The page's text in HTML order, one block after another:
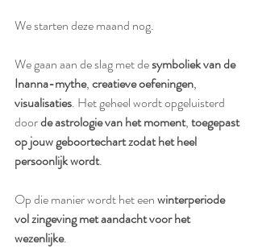
We starten deze maand nog.
We gaan aan de slag met de symboliek van de
Inanna-mythe, creatieve oefeningen,
visualisaties. Het geheel wordt opgeluisterd
door de astrologie van het moment, toegepast
op jouw geboortechart zodat het heel
persoonlijk wordt.
Op die manier wordt het een winterperiode
vol zingeving met aandacht voor het
wezenlijke.